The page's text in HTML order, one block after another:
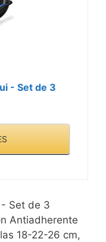
- Set de 3
Set de 3
Antiadherente
18-22-26 cm,